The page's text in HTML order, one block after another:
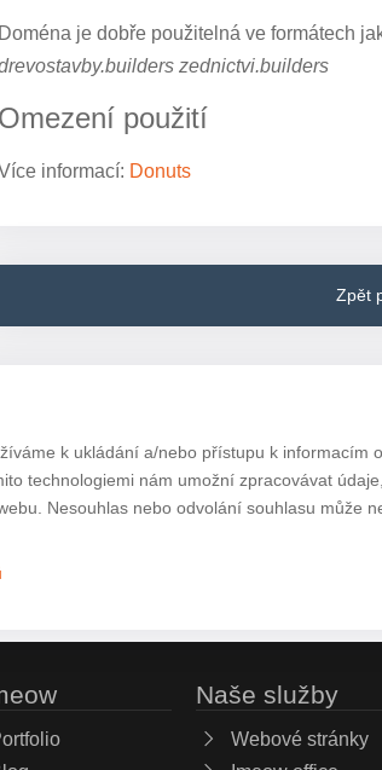
Doména je dobře použitelná ve formátech
zednictvi.builders
Omezení použití
informací: Donuts
Zpět
k ukládání a/nebo přístupu k informacím
technologiemi nám umožní zpracovávat
Nesouhlas nebo odvolání souhlasu může
Naše služby
Webové stránky